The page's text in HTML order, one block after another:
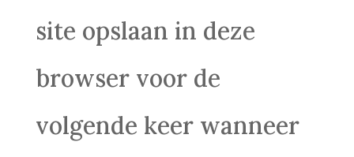
site opslaan in deze
browser voor de
volgende keer wanneer